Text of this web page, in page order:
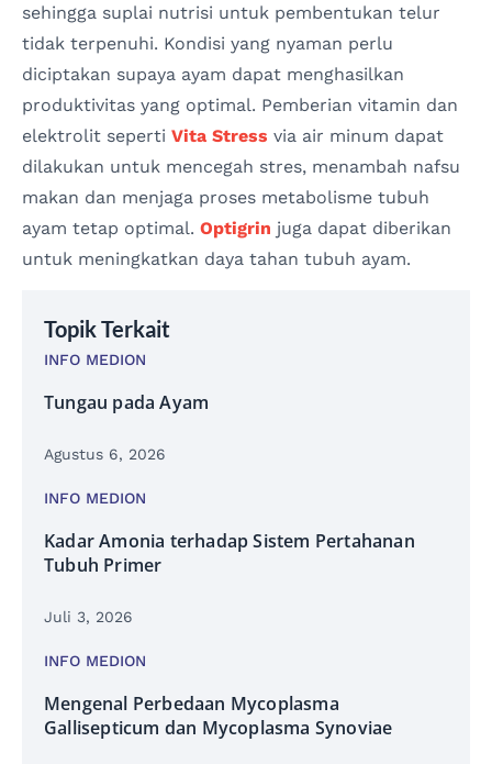
sehingga suplai nutrisi untuk pembentukan telur
tidak terpenuhi. Kondisi yang nyaman perlu
diciptakan supaya ayam dapat menghasilkan
produktivitas yang optimal. Pemberian vitamin dan
elektrolit seperti Vita Stress via air minum dapat
dilakukan untuk mencegah stres, menambah nafsu
makan dan menjaga proses metabolisme tubuh
ayam tetap optimal. Optigrin juga dapat diberikan
untuk meningkatkan daya tahan tubuh ayam.
Topik Terkait
INFO MEDION
Tungau pada Ayam
Agustus 6, 2026
INFO MEDION
Kadar Amonia terhadap Sistem Pertahanan
Tubuh Primer
Juli 3, 2026
INFO MEDION
Mengenal Perbedaan Mycoplasma
Gallisepticum dan Mycoplasma Synoviae